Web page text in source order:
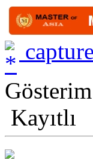
Kayıtlı